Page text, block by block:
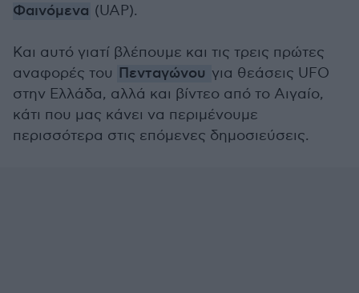
Φαινόμενα (UAP).
Και αυτό γιατί βλέπουμε και τις τρεις πρώτες
αναφορές του Πενταγώνου για θεάσεις UFO
στην Ελλάδα, αλλά και βίντεο από το Αιγαίο,
κάτι που μας κάνει να περιμένουμε
περισσότερα στις επόμενες δημοσιεύσεις.